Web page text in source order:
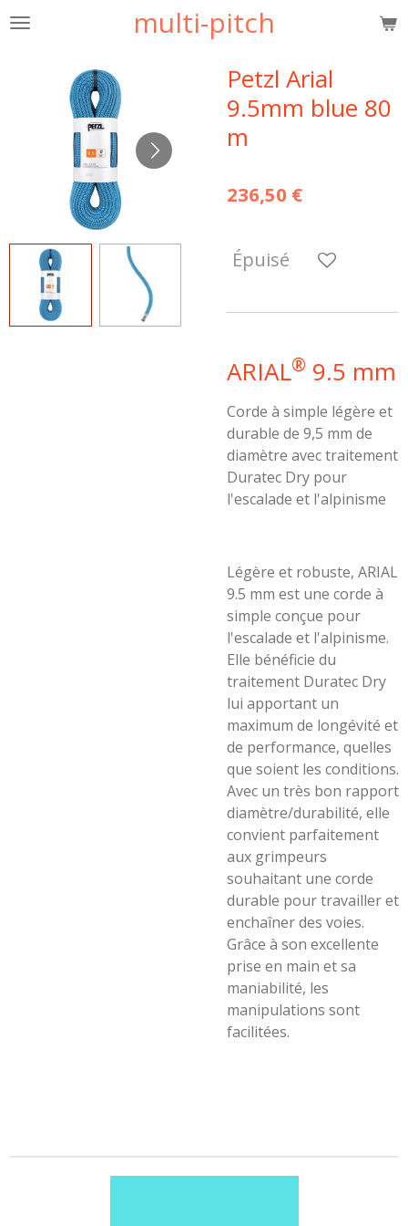
Passer
multi-pitch
Petzl Arial
9.5mm blue 80
m
236,50 €
Épuisé
ARIAL® 9.5 mm
Corde à simple légère et
durable de 9,5 mm de
diamètre avec traitement
Duratec Dry pour
l'escalade et l'alpinisme
Légère et robuste, ARIAL
9.5 mm est une corde à
simple conçue pour
l'escalade et l'alpinisme.
Elle bénéficie du
traitement Duratec Dry
lui apportant un
maximum de longévité et
de performance, quelles
que soient les conditions.
Avec un très bon rapport
diamètre/durabilité, elle
convient parfaitement
aux grimpeurs
souhaitant une corde
durable pour travailler et
enchaîner des voies.
Grâce à son excellente
prise en main et sa
maniabilité, les
manipulations sont
facilitées.